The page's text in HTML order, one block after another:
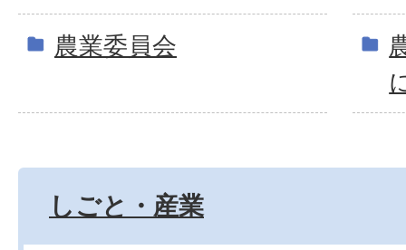
農業委員会
しごと・産業